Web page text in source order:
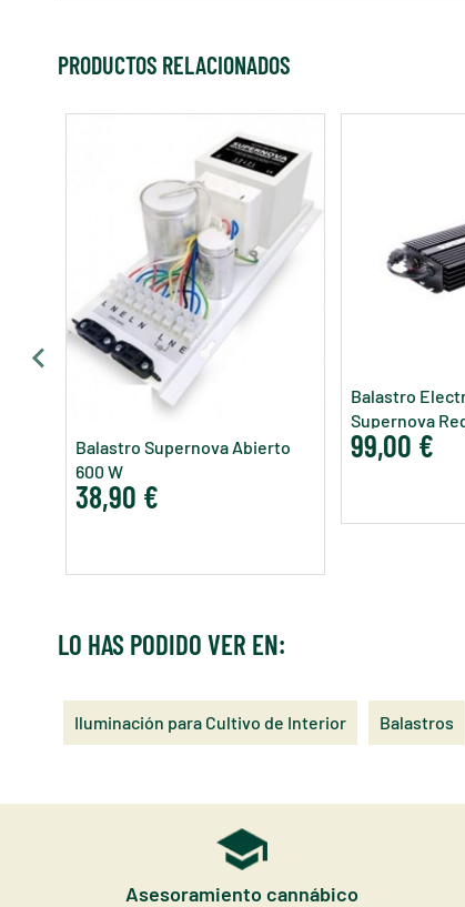
PRODUCTOS RELACIONADOS
Balastro Supernova Abierto
600 W
38,90 €
Balastro
Supernova
99,00 €
LO HAS PODIDO VER EN:
Iluminación para Cultivo de Interior Balastros
Asesoramiento cannábico